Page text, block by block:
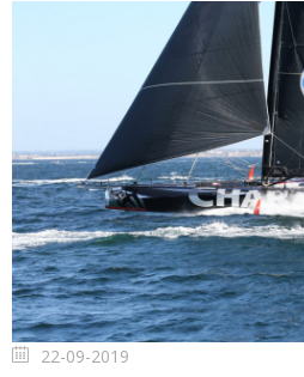
22-09-2019